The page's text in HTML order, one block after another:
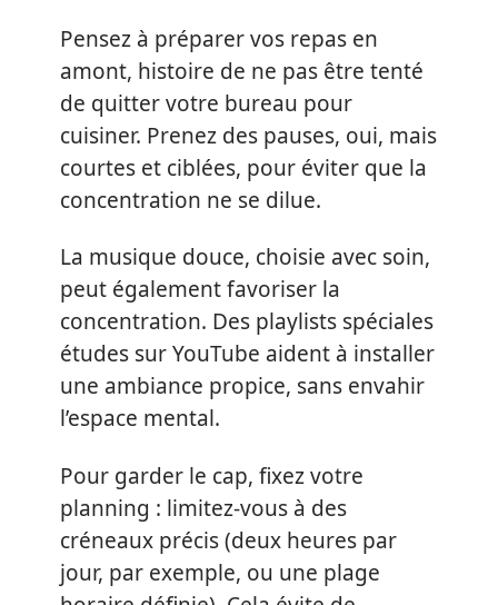
Pensez à préparer vos repas en
amont, histoire de ne pas être tenté
de quitter votre bureau pour
cuisiner. Prenez des pauses, oui, mais
courtes et ciblées, pour éviter que la
concentration ne se dilue.
La musique douce, choisie avec soin,
peut également favoriser la
concentration. Des playlists spéciales
études sur YouTube aident à installer
une ambiance propice, sans envahir
l’espace mental.
Pour garder le cap, fixez votre
planning : limitez-vous à des
créneaux précis (deux heures par
jour, par exemple, ou une plage